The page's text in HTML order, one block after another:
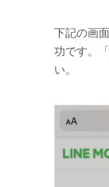
下記の画
功です。
い。